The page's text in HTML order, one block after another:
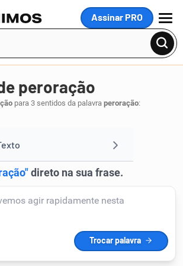
Assinar PRO
MENU
peroração
para 3 sentidos da palavra peroração: